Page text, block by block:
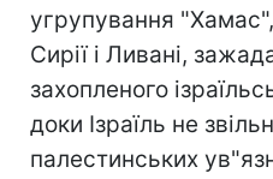
угрупування
Сирії і Ливані,
захопленого
доки Ізраїль не
палестинських